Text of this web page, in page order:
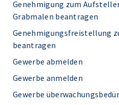
Genehmigung zum
Grabmalen beantragen
Genehmigungsfreistellung
beantragen
Gewerbe abmelden
Gewerbe anmelden
Gewerbe